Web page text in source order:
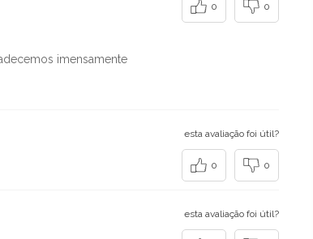
imensamente
0 0
esta avaliação foi útil?
0 0
esta avaliação foi útil?